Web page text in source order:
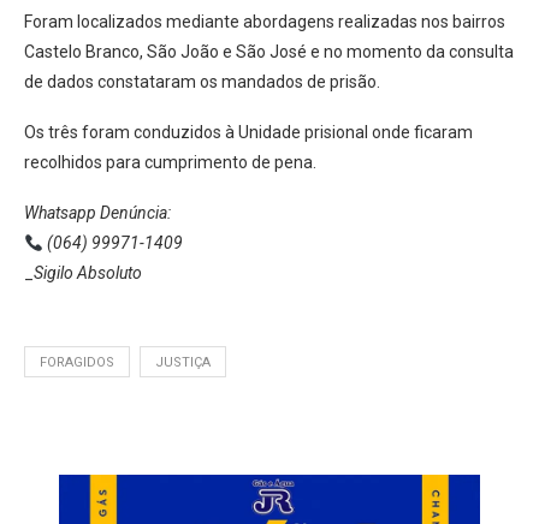
Foram localizados mediante abordagens realizadas nos bairros
Castelo Branco, São João e São José e no momento da consulta
de dados constataram os mandados de prisão.
Os três foram conduzidos à Unidade prisional onde ficaram
recolhidos para cumprimento de pena.
Whatsapp Denúncia:
(064) 99971-1409
Sigilo Absoluto
FORAGIDOS JUSTIÇA